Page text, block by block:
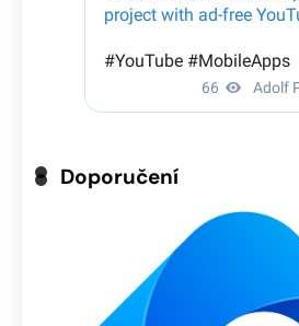
Doporučení